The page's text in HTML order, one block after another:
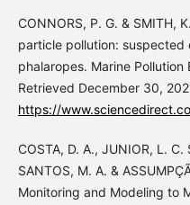
CONNORS, P. G. & SMITH,
particle pollution:
phalaropes. Marine
Retrieved December 30,
https://
COSTA, D. A., JUNIOR, L. C.
SANTOS, M. A. &
Monitoring and Modeling to